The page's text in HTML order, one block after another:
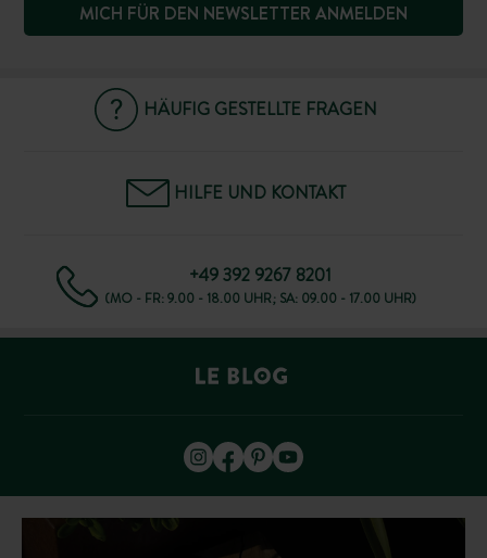
Kochen mit Algen
Heilpflanzenproduzentin Dorothée atypische
Zu erleben in Huttopia Douranenez
Surfen
sind garantiert.
Zu erleben in Huttopia Oléron les Pins und Oléron les
Chênes Verts
MICH FÜR DEN NEWSLETTER ANMELDEN
HÄUFIG GESTELLTE FRAGEN
HILFE UND KONTAKT
+49 392 9267 8201
(MO - FR: 9.00 - 18.00 UHR; SA: 09.00 - 17.00 UHR)